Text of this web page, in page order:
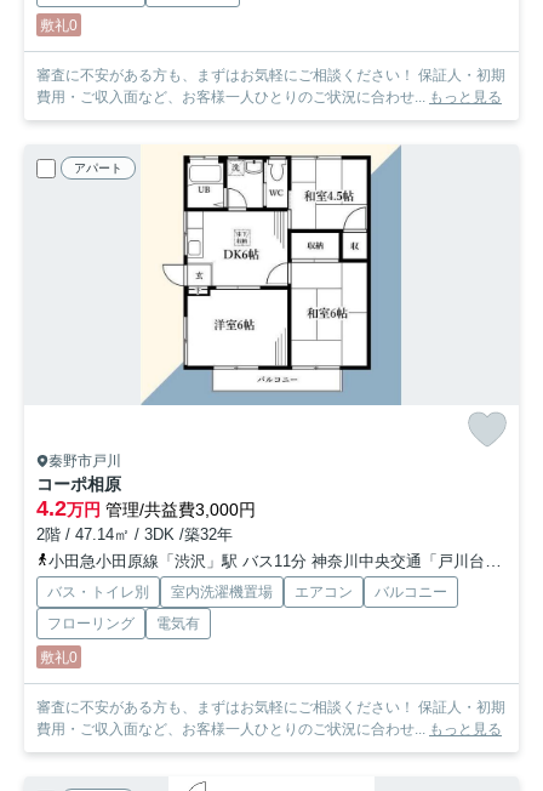
敷礼0
審査に不安がある方も、まずはお気軽にご相談ください！ 保証人・初期
費用・ご収入面など、お客様一人ひとりのご状況に合わせ...
もっと見る
アパート
秦野市戸川
コーポ相原
4.2万円 管理/共益費3,000円
2階 / 47.14㎡ / 3DK /築32年
小田急小田原線「渋沢」駅 バス11分 神奈川中央交通「戸川台」 停歩5分
バス・トイレ別 室内洗濯機置場 エアコン
バルコニー
フローリング
電気有
敷礼0
審査に不安がある方も、まずはお気軽にご相談ください！ 保証人・初期
費用・ご収入面など、お客様一人ひとりのご状況に合わせ...
もっと見る